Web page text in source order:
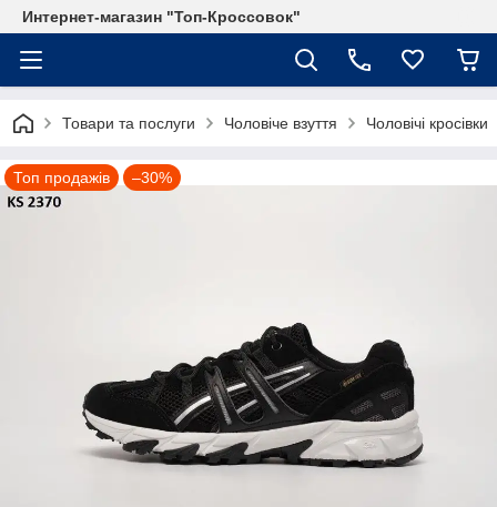
Интернет-магазин "Топ-Кроссовок"
Товари та послуги Чоловіче взуття Чоловічі кросівки
Топ продажів –30%